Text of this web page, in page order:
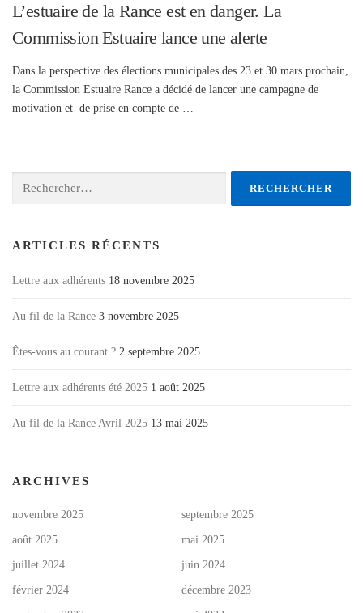
L’estuaire de la Rance est en danger. La
Commission Estuaire lance une alerte
Dans la perspective des élections municipales des 23 et 30 mars prochain,
la Commission Estuaire Rance a décidé de lancer une campagne de
motivation et de prise en compte de …
ARTICLES RÉCENTS
Lettre aux adhérents 18 novembre 2025
Au fil de la Rance 3 novembre 2025
Êtes-vous au courant ? 2 septembre 2025
Lettre aux adhérents été 2025 1 août 2025
Au fil de la Rance Avril 2025 13 mai 2025
ARCHIVES
novembre 2025 septembre 2025
août 2025 mai 2025
juillet 2024 juin 2024
février 2024 décembre 2023